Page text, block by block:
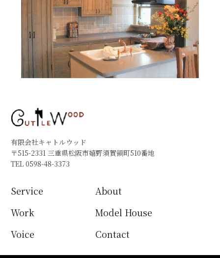
有限会社キャトルウッド
〒515-2331 三重県松阪市嬉野須賀領町510番地
TEL 0598-48-3373
Service
About
Work
Model House
Voice
Contact